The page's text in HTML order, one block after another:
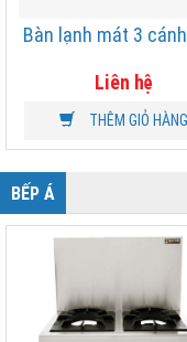
Bàn lạnh mát 3
Liên hệ
THÊM GIỎ HÀNG
BẾP Á